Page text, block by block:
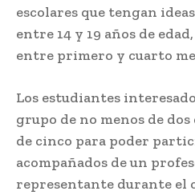
escolares que tengan
entre 14 y 19 años de
entre primero y cuarto
Los estudiantes
grupo de no menos de
de cinco para poder
acompañados de un
representante durante el